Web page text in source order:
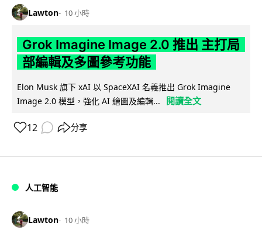
Lawton 10 小時
Grok Imagine Image 2.0 推出 主打局
部編輯及多圖參考功能
Elon Musk 旗下 xAI 以 SpaceXAI 名義推出 Grok Imagine
Image 2.0 模型，強化 AI 繪圖及編輯...
閱讀全文
12 分享
人工智能
Lawton 10 小時